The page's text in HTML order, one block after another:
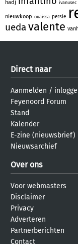
hadj ivanusec
nieuwkoop ouaissa persie
uedavalente
Direct naar
Aanmelden /
Feyenoord Forum
Stand
Kalender
E-zine (nieuwsbrief)
Nieuwsarchief
Over ons
Voor webmasters
Disclaimer
Privacy
Adverteren
Partnerberichten
Contact